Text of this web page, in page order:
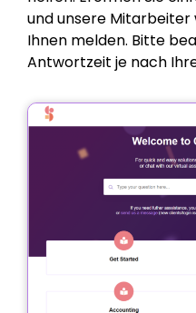
und unsere Mitarbeiter
Ihnen melden. Bitte
Antwortzeit je nach
Heute
beitreten